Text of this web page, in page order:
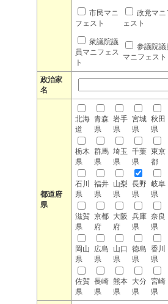
市民マニ
フェスト
政党マニ
ェスト
衆議院議
員マニフェス
ト
参議院議
マニフェスト
政治家
名
都道府
県
北海
道
青森
県
岩手
県
宮城
県
秋田
県
栃木
県
群馬
県
埼玉
県
千葉
県
東京
都
石川
県
福井
県
山梨
県
長野
県
岐阜
県
滋賀
県
京都
府
大阪
府
兵庫
県
奈良
県
岡山
県
広島
県
山口
県
徳島
県
香川
県
佐賀
県
長崎
県
熊本
県
大分
県
宮崎
県